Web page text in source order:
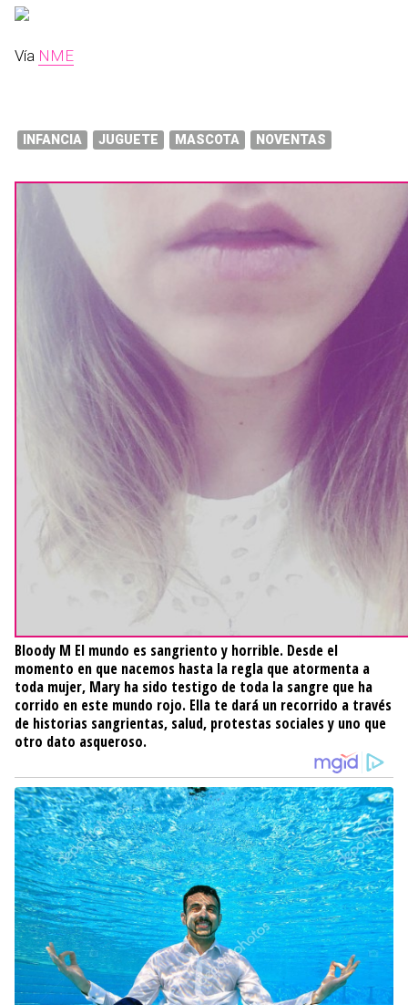
Vía NME
INFANCIA JUGUETE MASCOTA NOVENTAS
Bloody M El mundo es sangriento y horrible. Desde el
momento en que nacemos hasta la regla que atormenta a
toda mujer, Mary ha sido testigo de toda la sangre que ha
corrido en este mundo rojo. Ella te dará un recorrido a través
de historias sangrientas, salud, protestas sociales y uno que
otro dato asqueroso.